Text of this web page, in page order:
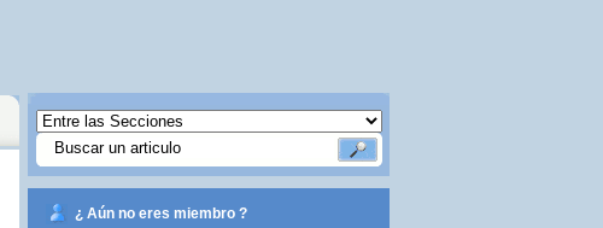
¿ Aún no eres miembro ?